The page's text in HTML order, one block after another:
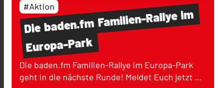
Diebaden.fmFamilien-Rallyeim
Europa-Park
#Aktion
Die baden.fm Familien-Rallye im Europa-Park
geht in die nächste Runde! Meldet Euch jetzt …